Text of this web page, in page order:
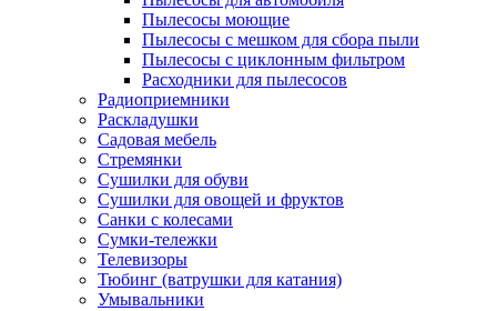
Пылесосы моющие
Пылесосы с мешком для сбора пыли
Пылесосы с циклонным фильтром
Расходники для пылесосов
Радиоприемники
Раскладушки
Садовая мебель
Стремянки
Сушилки для обуви
Сушилки для овощей и фруктов
Санки с колесами
Сумки-тележки
Телевизоры
Тюбинг (ватрушки для катания)
Умывальники